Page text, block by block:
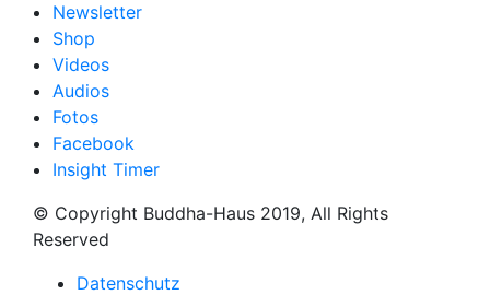
Newsletter
Shop
Videos
Audios
Fotos
Facebook
Insight Timer
© Copyright Buddha-Haus 2019, All Rights
Reserved
Datenschutz